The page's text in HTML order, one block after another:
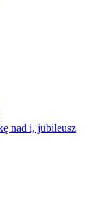
nad i, jubileusz